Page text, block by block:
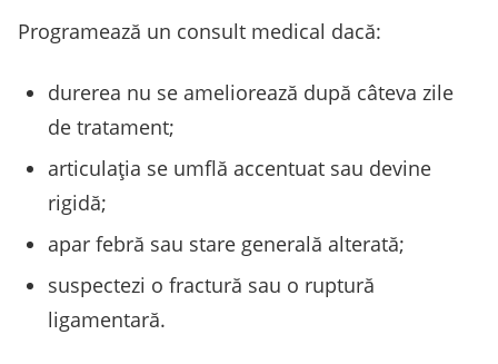
Programează un consult medical dacă:
durerea nu se ameliorează după câteva zile
de tratament;
articulația se umflă accentuat sau devine
rigidă;
apar febră sau stare generală alterată;
suspectezi o fractură sau o ruptură
ligamentară.